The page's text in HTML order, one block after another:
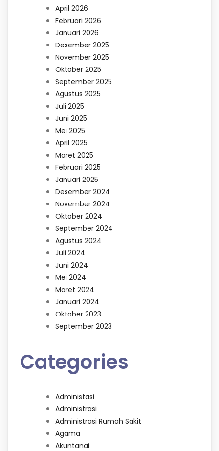
April 2026
Februari 2026
Januari 2026
Desember 2025
November 2025
Oktober 2025
September 2025
Agustus 2025
Juli 2025
Juni 2025
Mei 2025
April 2025
Maret 2025
Februari 2025
Januari 2025
Desember 2024
November 2024
Oktober 2024
September 2024
Agustus 2024
Juli 2024
Juni 2024
Mei 2024
Maret 2024
Januari 2024
Oktober 2023
September 2023
Categories
Administasi
Administrasi
Administrasi Rumah Sakit
Agama
Akuntanai